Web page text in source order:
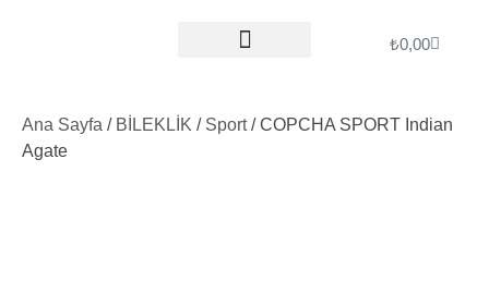
₺0,00
Ana Sayfa / BİLEKLİK / Sport/ COPCHA SPORT Indian
Agate